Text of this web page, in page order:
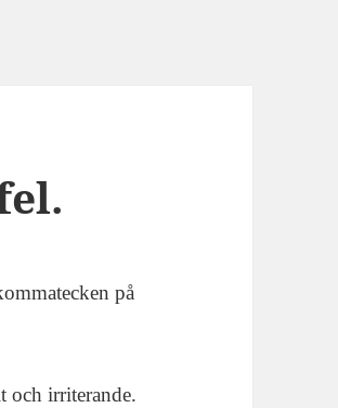
på
och irriterande.